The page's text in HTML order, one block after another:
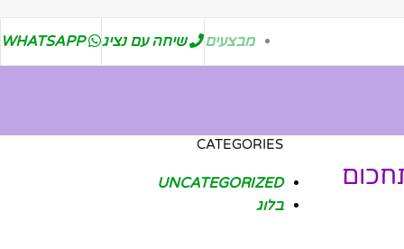
מבצעים שיחה עם נציג WHATSAPP
CATEGORIES
UNCATEGORIZED
בלוג